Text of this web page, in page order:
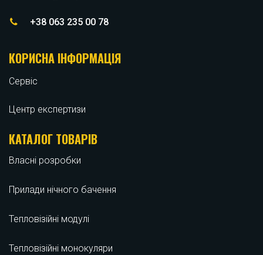
+38 063 235 00 78
КОРИСНА ІНФОРМАЦІЯ
Сервіс
Центр експертизи
КАТАЛОГ ТОВАРІВ
Власні розробки
Прилади нічного бачення
Тепловізійні модулі
Тепловізійні монокуляри